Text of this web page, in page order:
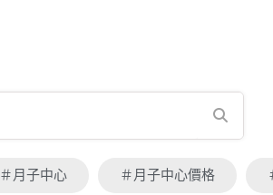
＃月子中心 ＃月子中心價格